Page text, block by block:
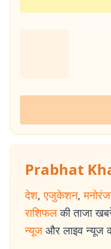
Prabhat
देश, एजुकेशन,
राशिफल की ताजा
न्यूज और लाइव न्यूज